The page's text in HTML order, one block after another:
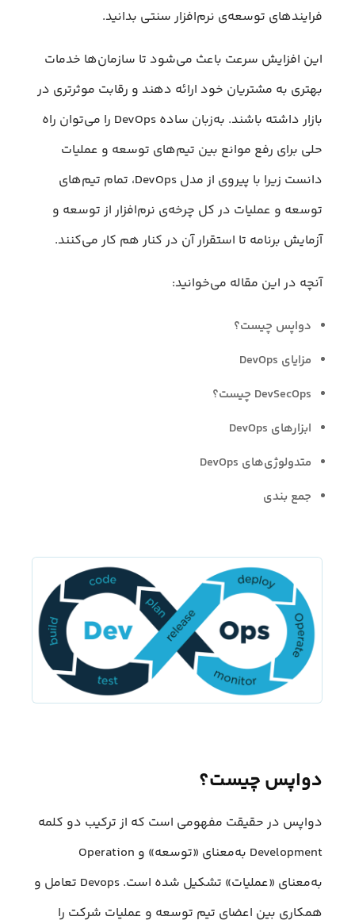
فرایند‌های توسعه‌ی نرم‌افزار سنتی بدانید.
این افزایش سرعت باعث می‌شود تا سازمان‌ها خدمات
بهتری به مشتریان خود ارائه دهند و رقابت موثرتری در
بازار داشته باشند. به‌زبان ساده DevOps را می‌توان راه
حلی برای رفع موانع بین تیم‌های توسعه و عملیات
دانست زیرا با پیروی از مدل DevOps، تمام تیم‌های
توسعه و عملیات در کل چرخه‌ی نرم‌افزار از توسعه و
آزمایش برنامه تا استقرار آن در کنار هم کار می‌کنند.
آنچه در این مقاله می‌خوانید:
دواپس چیست؟
مزایای DevOps
DevSecOps چیست؟
ابزارهای DevOps
متدولوژی‌های DevOps
جمع بندی
دواپس چیست؟
دواپس در حقیقت مفهومی است که از ترکیب دو کلمه
Development به‌معنای «توسعه» و Operation
به‌معنای «عملیات» تشکیل شده است. Devops تعامل و
همکاری بین اعضای تیم توسعه و عملیات شرکت را